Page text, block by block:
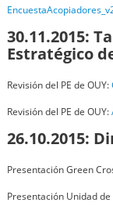
30.11.2015:
Estratégico
Revisión del PE de OUY:
Revisión del PE de OUY:
26.10.2015:
Presentación Green
Presentación Unidad